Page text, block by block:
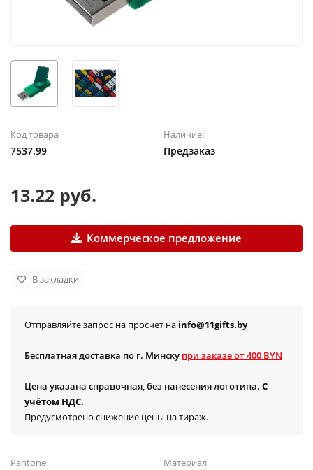
Код товара
7537.99
Наличие:
Предзаказ
13.22 руб.
Коммерческое предложение
В закладки
Отправляйте запрос на просчет на info@11gifts.by
Бесплатная доставка по г. Минску при заказе от 400 BYN
Цена указана справочная, без нанесения логотипа. С
учётом НДС.
Предусмотрено снижение цены на тираж.
Pantone Материал